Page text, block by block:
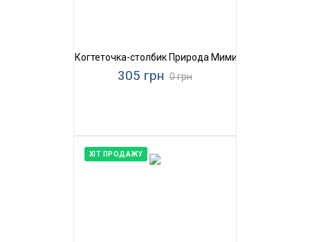
Когтеточка-столбик Природа Мими
305 грн 0 грн
ХІТ ПРОДАЖУ